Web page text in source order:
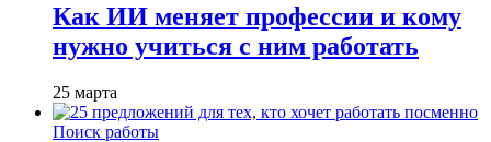
Как ИИ меняет профессии и кому
нужно учиться с ним работать
25 марта
Поиск работы